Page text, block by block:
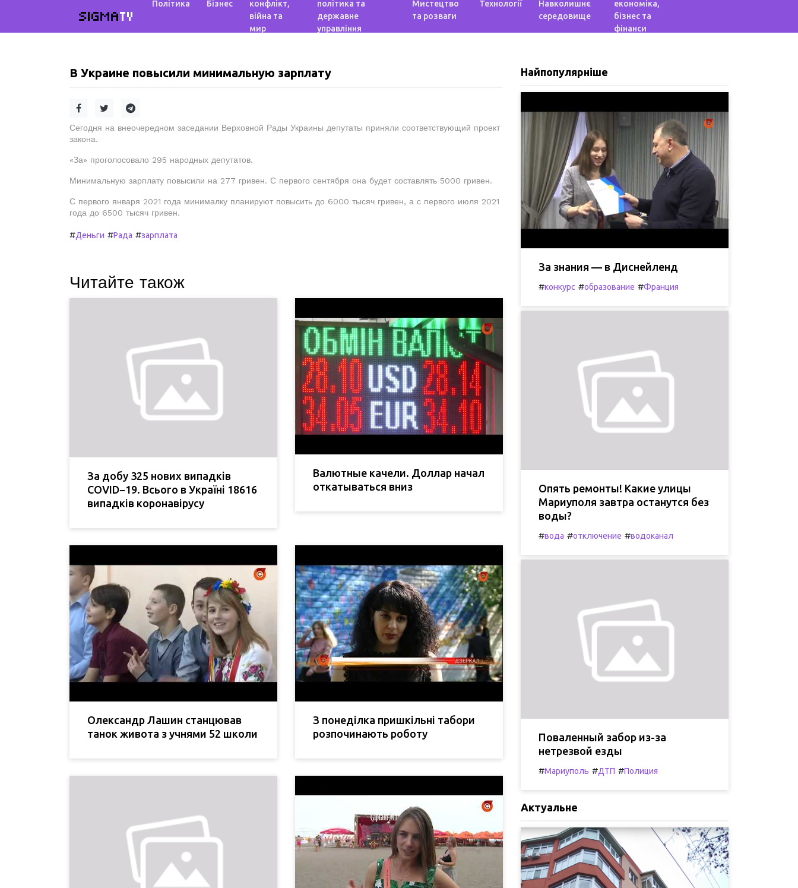
SIGMATV
Політика Бізнес
конфлікт,
війна та
мир
політика та
державне
управління
Мистецтво
та розваги
Технології
Навколишнє
середовище
економіка,
бізнес та
фінанси
В Украине повысили минимальную зарплату
Сегодня на внеочередном заседании Верховной Рады Украины депутаты приняли соответствующий проект
закона.
«За» проголосовало 295 народных депутатов.
Минимальную зарплату повысили на 277 гривен. С первого сентября она будет составлять 5000 гривен.
С первого января 2021 года минималку планируют повысить до 6000 тысяч гривен, а с первого июля 2021
года до 6500 тысяч гривен.
#Деньги #Рада #зарплата
Читайте також
За добу 325 нових випадків
COVID−19. Всього в Україні 18616
випадків коронавірусу
Валютные качели. Доллар начал
откатываться вниз
Олександр Лашин станцював
танок живота з учнями 52 школи
З понеділка пришкільні табори
розпочинають роботу
Найпопулярніше
За знания — в Диснейленд
#конкурс #образование #Франция
Опять ремонты! Какие улицы
Мариуполя завтра останутся без
воды?
#вода #отключение #водоканал
Поваленный забор из-за
нетрезвой езды
#Мариуполь #ДТП #Полиция
Актуальне